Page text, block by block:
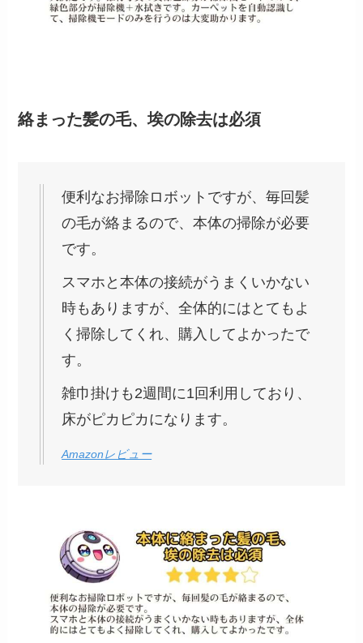
絡まった髪の毛、埃の除去は必須
便利なお掃除ロボットですが、毎回髪
の毛が絡まるので、本体の掃除が必要
です。
スマホと本体の接続がうまくいかない
時もありますが、全体的にはとてもよ
く掃除してくれ、購入してよかったで
す。
雑巾掛けも2週間に1回利用しており、
床がピカピカになります。
Amazonレビュー